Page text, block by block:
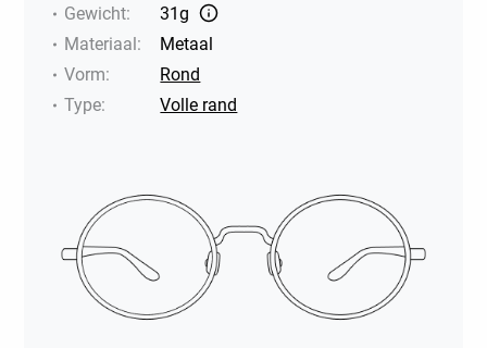
Gewicht:
31g
Materiaal:
Metaal
Vorm:
Rond
Type: Volle rand